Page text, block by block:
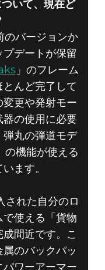
いて、現在ど
のバージョンか
デートが保留
」のフレーム
んど完了して
更や発射モー
器の使用に必要
丸の弾道モデ
機能が使える
ます。
れた自分のロ
使える「貨物
間近です。こ
のバックパッ
ワーアーマー